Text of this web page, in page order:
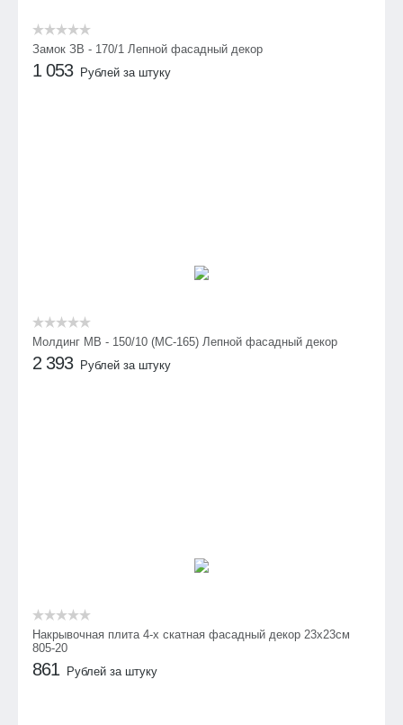
Замок ЗВ - 170/1 Лепной фасадный декор
1 053 Рублей за штуку
Молдинг МВ - 150/10 (МС-165) Лепной фасадный декор
2 393 Рублей за штуку
Накрывочная плита 4-х скатная фасадный декор 23х23см
805-20
861 Рублей за штуку